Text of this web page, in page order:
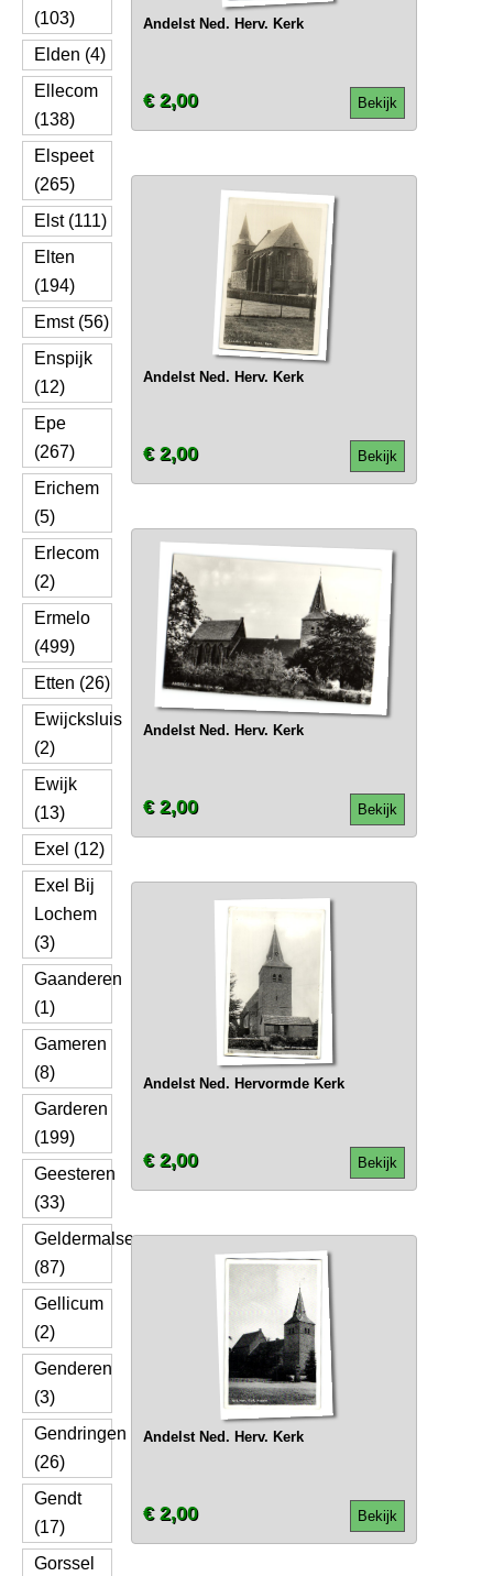
(103)
Elden (4)
Ellecom
(138)
Elspeet
(265)
Elst (111)
Elten
(194)
Emst (56)
Enspijk
(12)
Epe
(267)
Erichem
(5)
Erlecom
(2)
Ermelo
(499)
Etten (26)
Ewijcksluis
(2)
Ewijk
(13)
Exel (12)
Exel Bij
Lochem
(3)
Gaanderen
(1)
Gameren
(8)
Garderen
(199)
Geesteren
(33)
Geldermalsen
(87)
Gellicum
(2)
Genderen
(3)
Gendringen
(26)
Gendt
(17)
Gorssel
Andelst Ned. Herv. Kerk
Bekijk
€ 2,00
Andelst Ned. Herv. Kerk
Bekijk
€ 2,00
Andelst Ned. Herv. Kerk
Bekijk
€ 2,00
Andelst Ned. Hervormde Kerk
Bekijk
€ 2,00
Andelst Ned. Herv. Kerk
Bekijk
€ 2,00